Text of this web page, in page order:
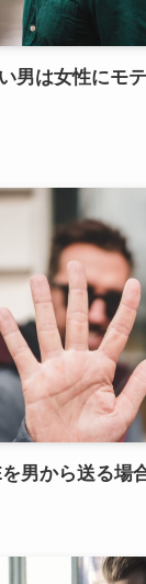
男は女性にモ
男から送る場